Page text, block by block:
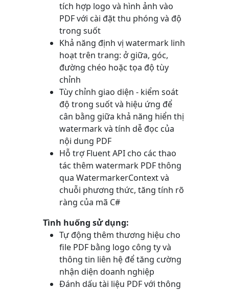
tích hợp logo và hình ảnh vào
PDF với cài đặt thu phóng và độ
trong suốt
Khả năng định vị watermark linh
hoạt trên trang: ở giữa, góc,
đường chéo hoặc tọa độ tùy
chỉnh
Tùy chỉnh giao diện - kiểm soát
độ trong suốt và hiệu ứng để
cân bằng giữa khả năng hiển thị
watermark và tính dễ đọc của
nội dung PDF
Hỗ trợ Fluent API cho các thao
tác thêm watermark PDF thông
qua WatermarkerContextvà
chuỗi phương thức, tăng tính rõ
ràng của mã C#
Tình huống sử dụng:
Tự động thêm thương hiệu cho
file PDF bằng logo công ty và
thông tin liên hệ để tăng cường
nhận diện doanh nghiệp
Đánh dấu tài liệu PDF với thông